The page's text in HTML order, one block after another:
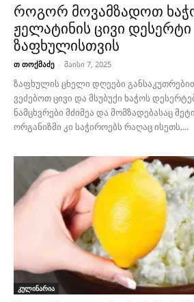
როგორ მოვამზადოთ
ჟელატინის ცივი დესერტი
ზაფხულისთვის
თ თოქმაძე - მაისი 7, 2025
ზაფხულის ცხელი დღეები
ვეძებოთ ცივი და მსუბუქი ხაჭოს
ნამცხვრები მძიმეა და მომზადებასაც
ორგანიზმი კი საჭიროებს რაღაც ისეთს,...
კულინარია